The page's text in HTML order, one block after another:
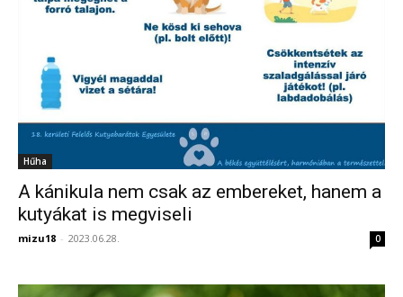
Hűha
A kánikula nem csak az embereket, hanem a
kutyákat is megviseli
mizu18 - 2023.06.28. 0